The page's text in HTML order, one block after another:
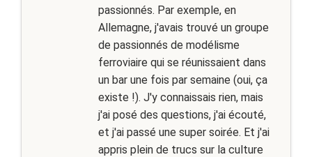
passionnés. Par exemple, en
Allemagne, j'avais trouvé un groupe
de passionnés de modélisme
ferroviaire qui se réunissaient dans
un bar une fois par semaine (oui, ça
existe !). J'y connaissais rien, mais
j'ai posé des questions, j'ai écouté,
et j'ai passé une super soirée. Et j'ai
appris plein de trucs sur la culture